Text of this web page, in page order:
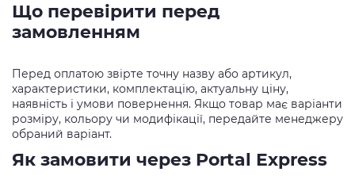
Що перевірити перед
замовленням
Перед оплатою звірте точну назву або артикул,
характеристики, комплектацію, актуальну ціну,
наявність і умови повернення. Якщо товар має варіанти
розміру, кольору чи модифікації, передайте менеджеру
обраний варіант.
Як замовити через Portal Express